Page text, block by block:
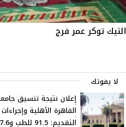
التيك توكر عمر فرج
لا يفوتك
إعلان نتيجة تنسيق
القاهرة الأهلية وإجراءات